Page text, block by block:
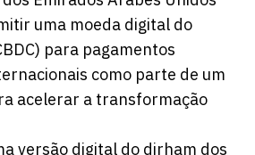
uma moeda digital do
para pagamentos
como parte de um
acelerar a transformação
versão digital do dirham dos